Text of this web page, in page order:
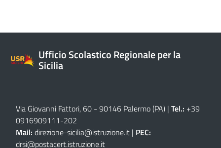
Ufficio Scolastico Regionale per la
Sicilia
Via Giovanni Fattori, 60 - 90146 Palermo (PA) | Tel.: +39
0916909111-202
Mail: direzione-sicilia@istruzione.it | PEC:
drsi@postacert.istruzione.it